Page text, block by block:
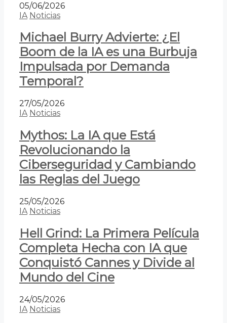
05/06/2026
IA Noticias
Michael Burry Advierte: ¿El
Boom de la IA es una Burbuja
Impulsada por Demanda
Temporal?
27/05/2026
IA Noticias
Mythos: La IA que Está
Revolucionando la
Ciberseguridad y Cambiando
las Reglas del Juego
25/05/2026
IA Noticias
Hell Grind: La Primera Película
Completa Hecha con IA que
Conquistó Cannes y Divide al
Mundo del Cine
24/05/2026
IA Noticias